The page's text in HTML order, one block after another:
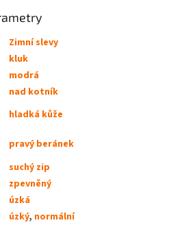
Zimní slevy
kluk
modrá
nad kotník
hladká kůže
pravý beránek
suchý zip
zpevněný
úzká
úzký, normální